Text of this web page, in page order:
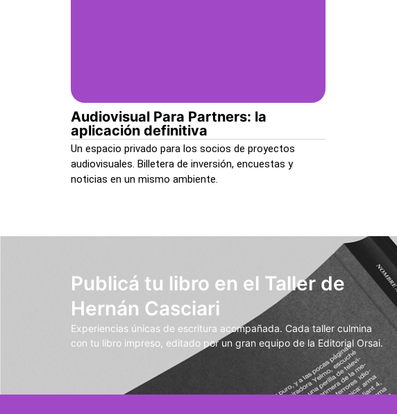
Audiovisual Para Partners: la
aplicación definitiva
Un espacio privado para los socios de proyectos
audiovisuales. Billetera de inversión, encuestas y
noticias en un mismo ambiente.
Publicá tu libro en el Taller de
Hernán Casciari
Experiencias únicas de escritura acompañada. Cada taller culmina
con tu libro impreso, editado por un gran equipo de la Editorial Orsai.